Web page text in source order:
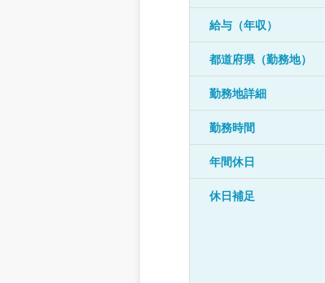
給与（年収）
都道府県（勤務地）
勤務地詳細
勤務時間
年間休日
休日補足